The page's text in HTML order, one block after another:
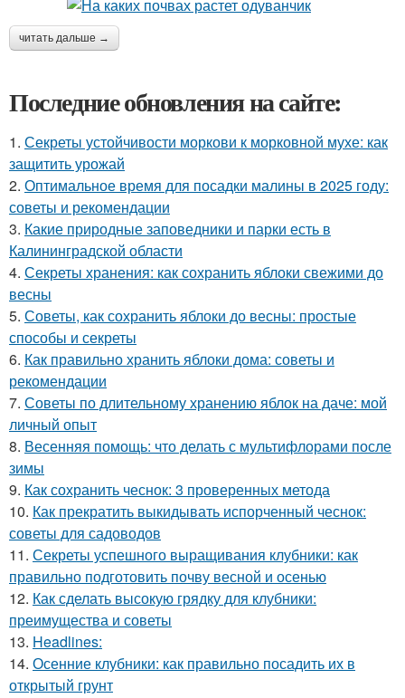
читать дальше →
Последние обновления на сайте:
1. Секреты устойчивости моркови к морковной мухе: как
защитить урожай
2. Оптимальное время для посадки малины в 2025 году:
советы и рекомендации
3. Какие природные заповедники и парки есть в
Калининградской области
4. Секреты хранения: как сохранить яблоки свежими до
весны
5. Советы, как сохранить яблоки до весны: простые
способы и секреты
6. Как правильно хранить яблоки дома: советы и
рекомендации
7. Советы по длительному хранению яблок на даче: мой
личный опыт
8. Весенняя помощь: что делать с мультифлорами после
зимы
9. Как сохранить чеснок: 3 проверенных метода
10. Как прекратить выкидывать испорченный чеснок:
советы для садоводов
11. Секреты успешного выращивания клубники: как
правильно подготовить почву весной и осенью
12. Как сделать высокую грядку для клубники:
преимущества и советы
13. Headlines:
14. Осенние клубники: как правильно посадить их в
открытый грунт